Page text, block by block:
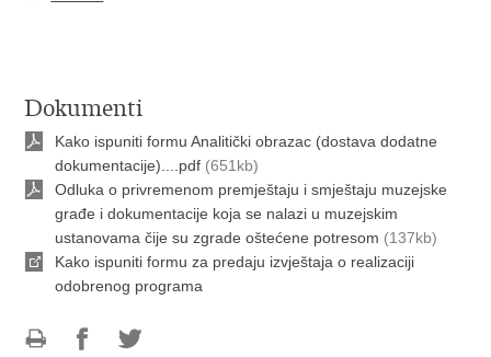
Dokumenti
Kako ispuniti formu Analitički obrazac (dostava dodatne
dokumentacije)....pdf (651kb)
Odluka o privremenom premještaju i smještaju muzejske
građe i dokumentacije koja se nalazi u muzejskim
ustanovama čije su zgrade oštećene potresom (137kb)
Kako ispuniti formu za predaju izvještaja o realizaciji
odobrenog programa